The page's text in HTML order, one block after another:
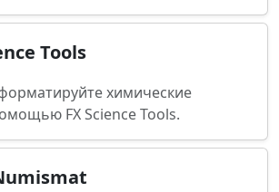
Tools
химические
FX Science Tools.